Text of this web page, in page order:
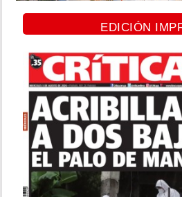
EDICIÓN